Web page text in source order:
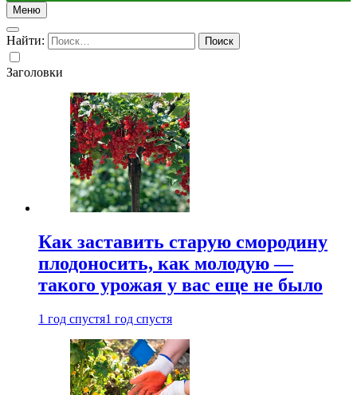
Меню
Найти:
Заголовки
Как заставить старую смородину
плодоносить, как молодую —
такого урожая у вас еще не было
1 год спустя1 год спустя